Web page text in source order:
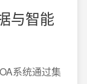
与智能
系统通过集